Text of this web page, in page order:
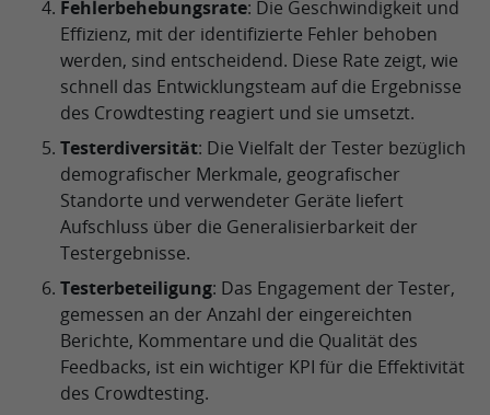
Fehlerbehebungsrate: Die Geschwindigkeit und
Effizienz, mit der identifizierte Fehler behoben
werden, sind entscheidend. Diese Rate zeigt, wie
schnell das Entwicklungsteam auf die Ergebnisse
des Crowdtesting reagiert und sie umsetzt.
Testerdiversität: Die Vielfalt der Tester bezüglich
demografischer Merkmale, geografischer
Standorte und verwendeter Geräte liefert
Aufschluss über die Generalisierbarkeit der
Testergebnisse.
Testerbeteiligung: Das Engagement der Tester,
gemessen an der Anzahl der eingereichten
Berichte, Kommentare und die Qualität des
Feedbacks, ist ein wichtiger KPI für die Effektivität
des Crowdtesting.